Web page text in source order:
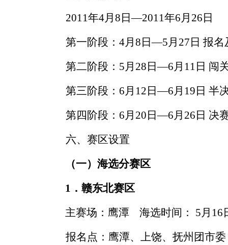
2011年4月 8 日—2011年6月 26 日
第一阶段： 4月 8 日—5月 27 日 报
第二阶段： 5月 28 日—6月 11 日 闯
第三阶段： 6月 12 日—6月 19 日 半
第四阶段： 6月 20 日—6月 26 日 决
六、赛区设置
（一）海选分赛区
1 ．赣东北赛区
主赛场：鹰潭
海选时间： 5月 16
报名点：鹰潭、上饶、抚州团市委